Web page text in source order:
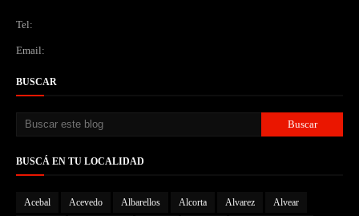
Tel:
Email:
BUSCAR
BUSCÁ EN TU LOCALIDAD
Acebal Acevedo Albarellos Alcorta Alvarez Alvear